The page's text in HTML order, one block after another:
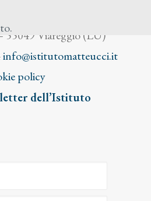
55049 Viareggio (LU)
info@istitutomatteucci.it
policy
dell’Istituto